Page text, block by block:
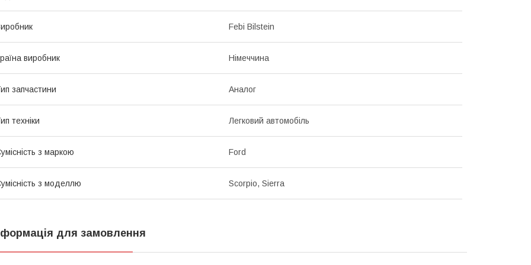
Febi Bilstein
виробник Німеччина
запчастини Аналог
техніки Легковий автомобіль
з маркою Ford
з моделлю Scorpio, Sierra
для замовлення